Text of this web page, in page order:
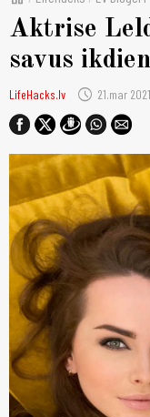
Aktrise
savus
LifeHacks.lv schedule 21.mar 2021